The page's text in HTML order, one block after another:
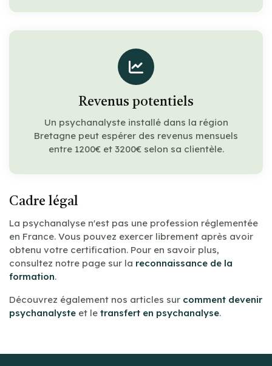
Revenus potentiels
Un psychanalyste installé dans la région
Bretagne peut espérer des revenus mensuels
entre 1200€ et 3200€ selon sa clientèle.
Cadre légal
La psychanalyse n'est pas une profession réglementée
en France. Vous pouvez exercer librement après avoir
obtenu votre certification. Pour en savoir plus,
consultez notre page sur la reconnaissance de la
formation.
Découvrez également nos articles sur comment devenir
psychanalyste et le transfert en psychanalyse.